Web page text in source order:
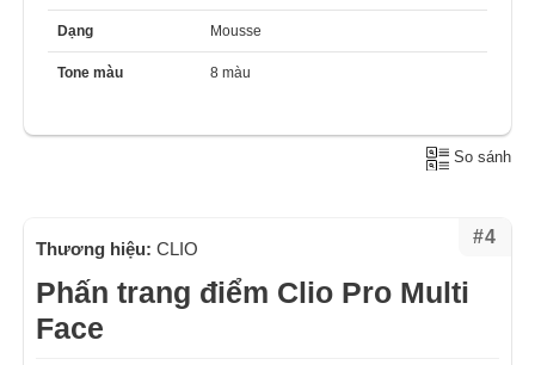
Dạng Mousse
Tone màu 8 màu
So sánh
#4
Thương hiệu: CLIO
Phấn trang điểm Clio Pro Multi
Face